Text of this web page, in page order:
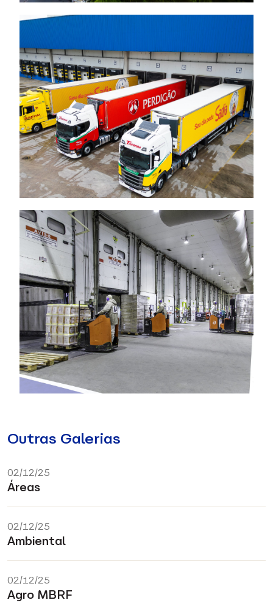
Outras Galerias
02/12/25
Áreas
02/12/25
Ambiental
02/12/25
Agro MBRF